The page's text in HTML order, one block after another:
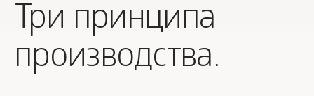
Три принципа
производства.